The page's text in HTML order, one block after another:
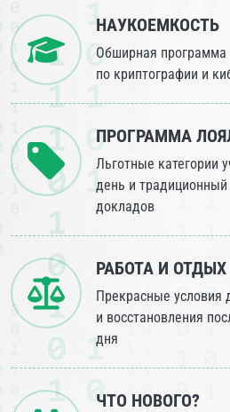
НАУКОЕМКОСТЬ
Обширная программа
по криптографии и
ПРОГРАММА
Льготные категории
день и традиционный
докладов
РАБОТА И ОТДЫХ
Прекрасные условия
и восстановления
дня
ЧТО НОВОГО?